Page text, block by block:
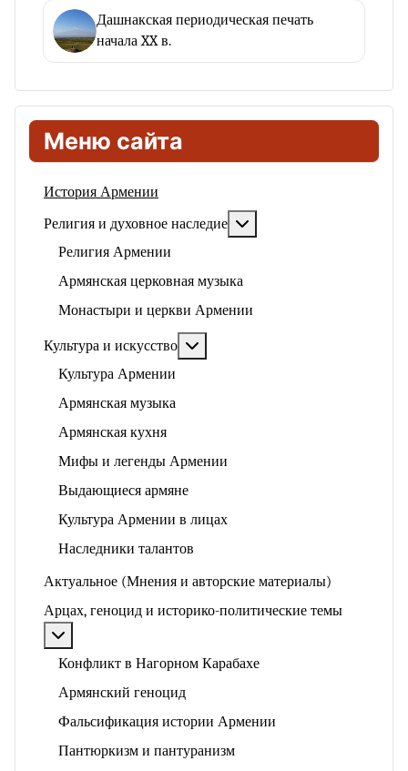
Меню сайта
История Армении
Религия и духовное наследие
Религия Армении
Армянская церковная музыка
Монастыри и церкви Армении
Культура и искусство
Культура Армении
Армянская музыка
Армянская кухня
Мифы и легенды Армении
Выдающиеся армяне
Культура Армении в лицах
Наследники талантов
Актуальное (Мнения и авторские материалы)
Арцах, геноцид и историко-политические темы
Конфликт в Нагорном Карабахе
Армянский геноцид
Фальсификация истории Армении
Пантюркизм и пантуранизм
Дашнакская периодическая печать
начала XX в.